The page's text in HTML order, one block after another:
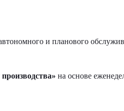
и планового
на основе